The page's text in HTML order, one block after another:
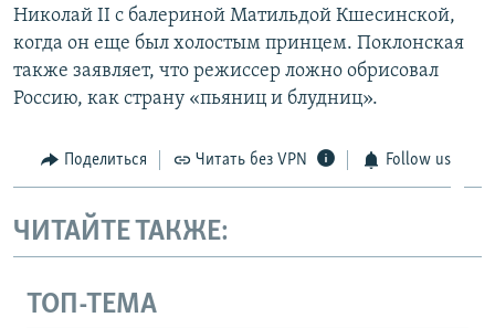
Николай II с балериной Матильдой Кшесинской,
когда он еще был холостым принцем. Поклонская
также заявляет, что режиссер ложно обрисовал
Россию, как страну «пьяниц и блудниц».
Поделиться Читать без VPN Follow us
ЧИТАЙТЕ ТАКЖЕ:
ТОП-ТЕМА